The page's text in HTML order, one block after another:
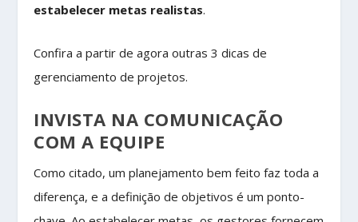
estabelecer metas realistas.
Confira a partir de agora outras 3 dicas de
gerenciamento de projetos.
INVISTA NA COMUNICAÇÃO
COM A EQUIPE
Como citado, um planejamento bem feito faz toda a
diferença, e a definição de objetivos é um ponto-